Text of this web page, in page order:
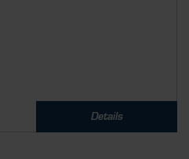
Details